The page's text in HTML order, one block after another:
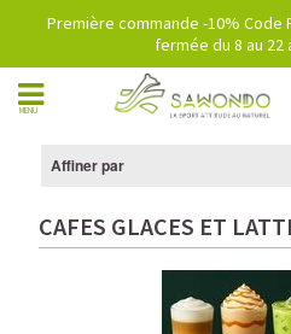
Première commande -10% Code
fermée du 8 au 22
MENU
Affiner par
CAFES GLACES ET